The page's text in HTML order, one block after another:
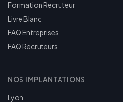
Formation Recruteur
Livre Blanc
FAQ Entreprises
FAQ Recruteurs
NOS IMPLANTATIONS
Lyon